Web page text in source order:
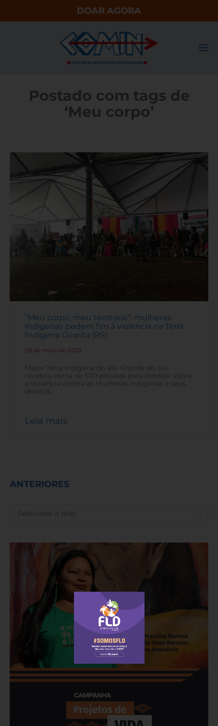
DOAR AGORA
Postado com tags de
‘Meu corpo’
“Meu corpo, meu território”: mulheres
indígenas pedem fim à violência na Terra
Indígena Guarita (RS)
29 de maio de 2023
Maior Terra Indígena do Rio Grande do Sul
recebeu cerca de 500 pessoas para debater sobre
a violência contra as mulheres indígenas e seus
direitos.
Leia mais
ANTERIORES